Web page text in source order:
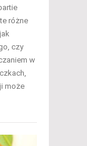
różne
czy
w
może